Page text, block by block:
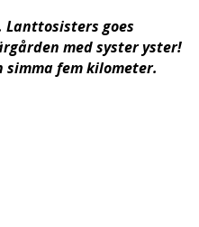
goes
med syster yster!
simma fem kilometer.